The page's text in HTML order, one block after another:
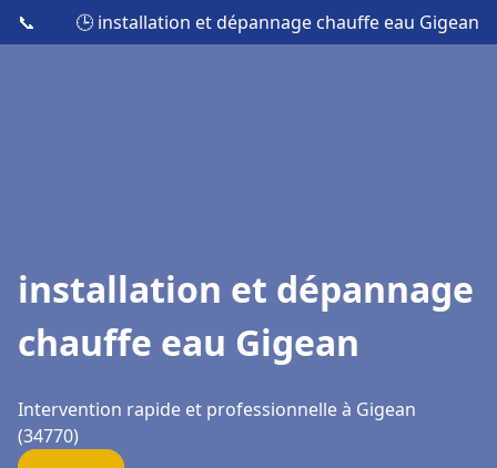
📞 🕒 installation et dépannage chauffe eau Gigean
installation et dépannage
chauffe eau Gigean
Intervention rapide et professionnelle à Gigean
(34770)